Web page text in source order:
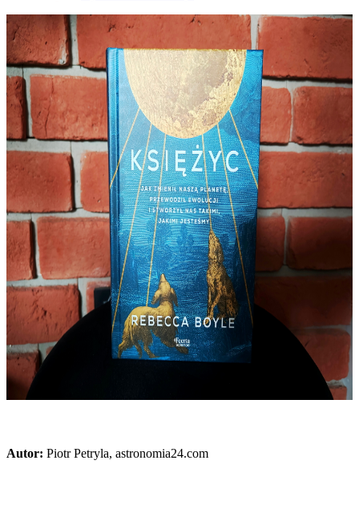
Autor: Piotr Petryla, astronomia24.com